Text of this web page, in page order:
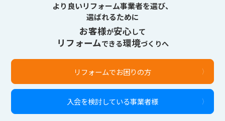
より良いリフォーム事業者を選び、
選ばれるために
お客様が安心して
リフォームできる環境づくりへ
リフォームでお困りの方
入会を検討している事業者様